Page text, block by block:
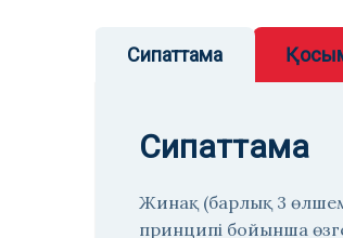
Сипаттама
Сипаттама
Жинақ (барлық 3 өлшем)
принципі бойынша